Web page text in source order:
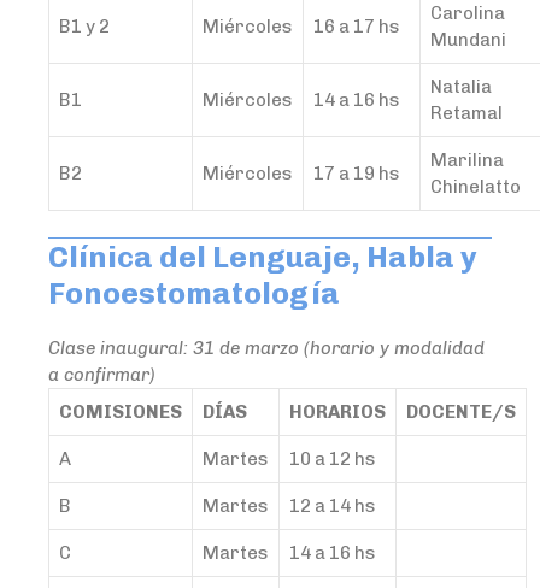
B1 y 2 Miércoles 16 a 17 hs
Carolina
Mundani
B1 Miércoles 14 a 16 hs
Natalia
Retamal
B2 Miércoles 17 a 19 hs
Marilina
Chinelatto
Clínica del Lenguaje, Habla y
Fonoestomatología
Clase inaugural: 31 de marzo (horario y modalidad
a confirmar)
COMISIONES
DÍAS HORARIOS DOCENTE/S
A Martes 10 a 12 hs
B Martes 12 a 14 hs
C Martes 14 a 16 hs